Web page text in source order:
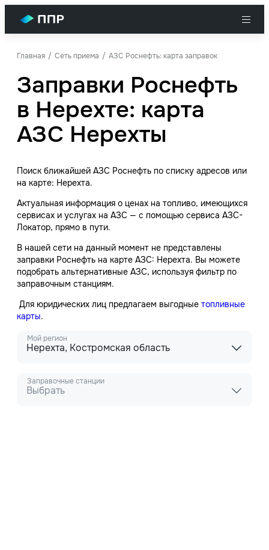
Главная Сеть приема АЗС Роснефть: карта заправок
Заправки Роснефть
в Нерехте: карта
АЗС Нерехты
Поиск ближайшей АЗС Роснефть по списку адресов или
на карте: Нерехта.
Актуальная информация о ценах на топливо, имеющихся
сервисах и услугах на АЗС — с помощью сервиса АЗС-
Локатор, прямо в пути.
В нашей сети на данный момент не представлены
заправки Роснефть на карте АЗС: Нерехта. Вы можете
подобрать альтернативные АЗС, используя фильтр по
заправочным станциям.
Для юридических лиц предлагаем выгодные топливные
карты.
Мой регион
Нерехта, Костромская область
Заправочные станции
Выбрать